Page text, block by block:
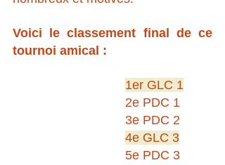
Voici le classement final de ce
tournoi amical :
1er GLC 1
2e PDC 1
3e PDC 2
4e GLC 3
5e PDC 3